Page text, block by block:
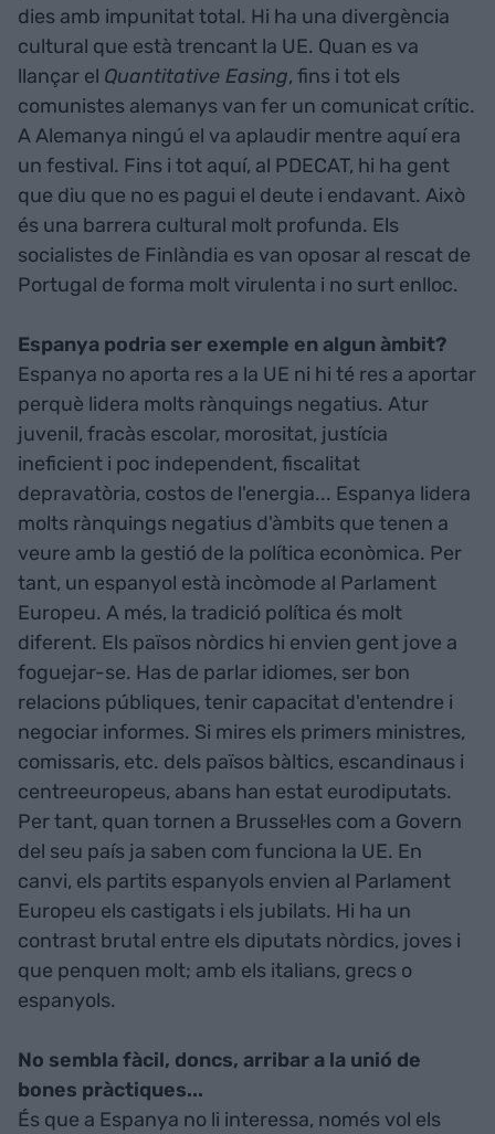
dies amb impunitat total. Hi ha una divergència
cultural que està trencant la UE. Quan es va
llançar el Quantitative Easing, fins i tot els
comunistes alemanys van fer un comunicat crític.
A Alemanya ningú el va aplaudir mentre aquí era
un festival. Fins i tot aquí, al PDECAT, hi ha gent
que diu que no es pagui el deute i endavant. Això
és una barrera cultural molt profunda. Els
socialistes de Finlàndia es van oposar al rescat de
Portugal de forma molt virulenta i no surt enlloc.
Espanya podria ser exemple en algun àmbit?
Espanya no aporta res a la UE ni hi té res a aportar
perquè lidera molts rànquings negatius. Atur
juvenil, fracàs escolar, morositat, justícia
ineficient i poc independent, fiscalitat
depravatòria, costos de l'energia... Espanya lidera
molts rànquings negatius d'àmbits que tenen a
veure amb la gestió de la política econòmica. Per
tant, un espanyol està incòmode al Parlament
Europeu. A més, la tradició política és molt
diferent. Els països nòrdics hi envien gent jove a
foguejar-se. Has de parlar idiomes, ser bon
relacions públiques, tenir capacitat d'entendre i
negociar informes. Si mires els primers ministres,
comissaris, etc. dels països bàltics, escandinaus i
centreeuropeus, abans han estat eurodiputats.
Per tant, quan tornen a Brussel·les com a Govern
del seu país ja saben com funciona la UE. En
canvi, els partits espanyols envien al Parlament
Europeu els castigats i els jubilats. Hi ha un
contrast brutal entre els diputats nòrdics, joves i
que penquen molt; amb els italians, grecs o
espanyols.
No sembla fàcil, doncs, arribar a la unió de
bones pràctiques...
És que a Espanya no li interessa, només vol els